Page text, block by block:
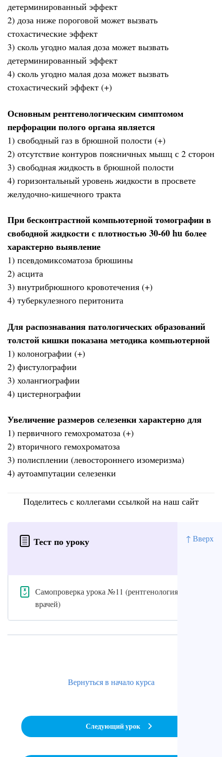
↑ Вверх
детерминированный эффект
2) доза ниже пороговой может вызвать
стохастические эффект
3) сколь угодно малая доза может вызвать
детерминированный эффект
4) сколь угодно малая доза может вызвать
стохастический эффект (+)
Основным рентгенологическим симптомом
перфорации полого органа является
1) свободный газ в брюшной полости (+)
2) отсутствие контуров поясничных мышц с 2 сторон
3) свободная жидкость в брюшной полости
4) горизонтальный уровень жидкости в просвете
желудочно-кишечного тракта
При бесконтрастной компьютерной томографии в
свободной жидкости с плотностью 30-60 hu более
характерно выявление
1) псевдомиксоматоза брюшины
2) асцита
3) внутрибрюшного кровотечения (+)
4) туберкулезного перитонита
Для распознавания патологических образований
толстой кишки показана методика компьютерной
1) колонографии (+)
2) фистулографии
3) холангиографии
4) цистернографии
Увеличение размеров селезенки характерно для
1) первичного гемохроматоза (+)
2) вторичного гемохроматоза
3) полисплении (левостороннего изомеризма)
4) аутоампутации селезенки
Поделитесь с коллегами ссылкой на наш сайт
Тест по уроку
Самопроверка урока №11 (рентгенология для
врачей)
Вернуться в начало курса
Следующий урок